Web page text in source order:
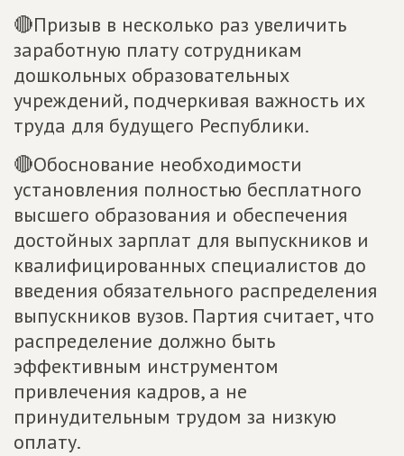
🔴Призыв в несколько раз увеличить
заработную плату сотрудникам
дошкольных образовательных
учреждений, подчеркивая важность их
труда для будущего Республики.
🔴Обоснование необходимости
установления полностью бесплатного
высшего образования и обеспечения
достойных зарплат для выпускников и
квалифицированных специалистов до
введения обязательного распределения
выпускников вузов. Партия считает, что
распределение должно быть
эффективным инструментом
привлечения кадров, а не
принудительным трудом за низкую
оплату.